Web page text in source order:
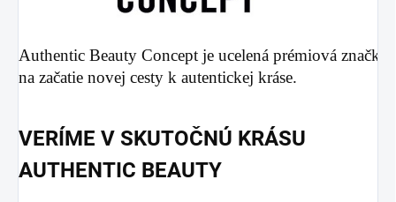
Authentic Beauty Concept je ucelená prémiová
na začatie novej cesty k autentickej kráse.
VERÍME V SKUTOČNÚ KRÁSU
AUTHENTIC BEAUTY